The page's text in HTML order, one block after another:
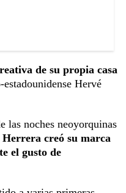
de su propia casa
Hervé
las noches neoyorquinas
creó su marca
el gusto de